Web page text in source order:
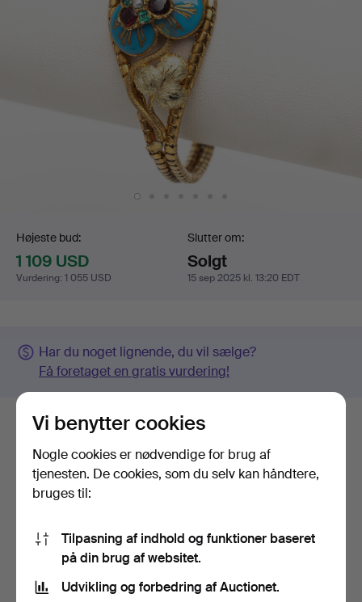
Budgivning
Højeste bud:
1 109 USD
Vurdering: 1 055 USD
Slutter om:
Solgt
15 sep 2025 kl. 13:20 EDT
Har du noget lignende, du vil sælge?
Få foretaget en gratis vurdering!
Budhistorik
3 15 sep, 13:18 1 109 USD
5 sep, 12:07
Vi benytter cookies
Nogle cookies er nødvendige for brug af
tjenesten. De cookies, som du selv kan håndtere,
bruges til:
Tilpasning af indhold og funktioner baseret
på din brug af websitet.
Udvikling og forbedring af Auctionet.